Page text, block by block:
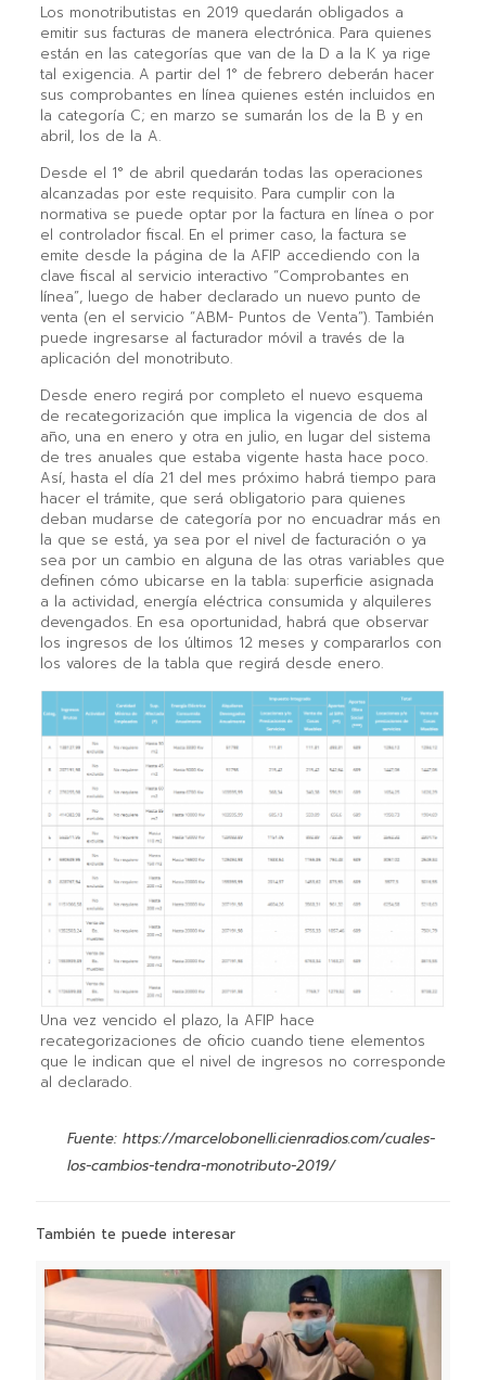
Los monotributistas en 2019 quedarán obligados a
emitir sus facturas de manera electrónica. Para quienes
están en las categorías que van de la D a la K ya rige
tal exigencia. A partir del 1° de febrero deberán hacer
sus comprobantes en línea quienes estén incluidos en
la categoría C; en marzo se sumarán los de la B y en
abril, los de la A.
Desde el 1° de abril quedarán todas las operaciones
alcanzadas por este requisito. Para cumplir con la
normativa se puede optar por la factura en línea o por
el controlador fiscal. En el primer caso, la factura se
emite desde la página de la AFIP accediendo con la
clave fiscal al servicio interactivo “Comprobantes en
línea”, luego de haber declarado un nuevo punto de
venta (en el servicio “ABM- Puntos de Venta”). También
puede ingresarse al facturador móvil a través de la
aplicación del monotributo.
Desde enero regirá por completo el nuevo esquema
de recategorización que implica la vigencia de dos al
año, una en enero y otra en julio, en lugar del sistema
de tres anuales que estaba vigente hasta hace poco.
Así, hasta el día 21 del mes próximo habrá tiempo para
hacer el trámite, que será obligatorio para quienes
deban mudarse de categoría por no encuadrar más en
la que se está, ya sea por el nivel de facturación o ya
sea por un cambio en alguna de las otras variables que
definen cómo ubicarse en la tabla: superficie asignada
a la actividad, energía eléctrica consumida y alquileres
devengados. En esa oportunidad, habrá que observar
los ingresos de los últimos 12 meses y compararlos con
los valores de la tabla que regirá desde enero.
Una vez vencido el plazo, la AFIP hace
recategorizaciones de oficio cuando tiene elementos
que le indican que el nivel de ingresos no corresponde
al declarado.
Fuente: https://marcelobonelli.cienradios.com/cuales-
los-cambios-tendra-monotributo-2019/
También te puede interesar